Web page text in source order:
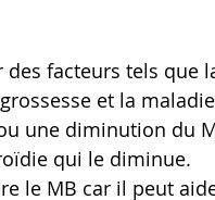
facteurs tels que
et la
une diminution du
qui le diminue.
le MB car il peut